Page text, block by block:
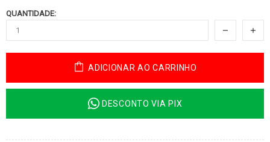
QUANTIDADE:
ADICIONAR AO CARRINHO
DESCONTO VIA PIX